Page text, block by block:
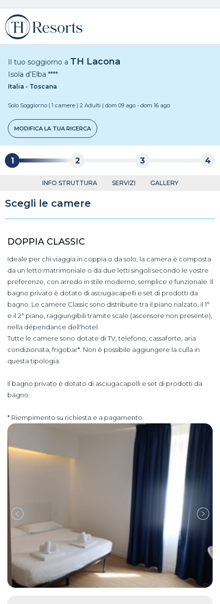
Il tuo soggiorno a TH Lacona
Isola d’Elba ****
Italia - Toscana
Solo Soggiorno | 1 camere | 2 Adulti | dom 09 ago - dom 16 ago
MODIFICA LA TUA RICERCA
1 2 3 4
INFO STRUTTURA SERVIZI GALLERY
Scegli le camere
DOPPIA CLASSIC
Ideale per chi viaggia in coppia o da solo, la camera è composta
da un letto matrimoniale o da due letti singoli secondo le vostre
preferenze, con arredo in stile moderno, semplice e funzionale. Il
bagno privato è dotato di asciugacapelli e set di prodotti da
bagno. Le camere Classic sono distribuite tra il piano rialzato, il 1°
e il 2° piano, raggiungibili tramite scale (ascensore non presente),
nella dépendance dell'hotel.
​Tutte le camere sono dotate di TV, telefono, cassaforte, aria
condizionata, frigobar*. Non è possibile aggiungere la culla in
questa tipologia.
Il bagno privato è dotato di asciugacapelli e set di prodotti da
bagno.
* Riempimento su richiesta e a pagamento.